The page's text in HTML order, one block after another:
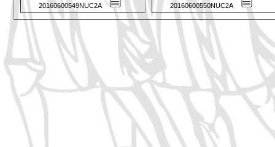
20160600549NUC2A 20160600550NUC2A